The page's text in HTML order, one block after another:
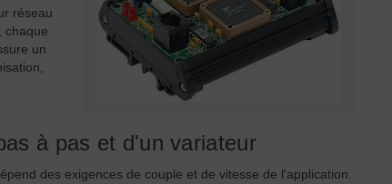
réseau
chaque
un
à pas et d'un variateur
des exigences de couple et de vitesse de l'application.